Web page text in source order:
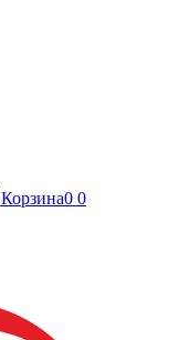
Корзина0 0